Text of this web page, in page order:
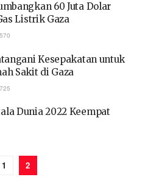
60 Juta Dolar
Listrik Gaza
570
Kesepakatan untuk
Sakit di Gaza
725
Dunia 2022 Keempat
1 2